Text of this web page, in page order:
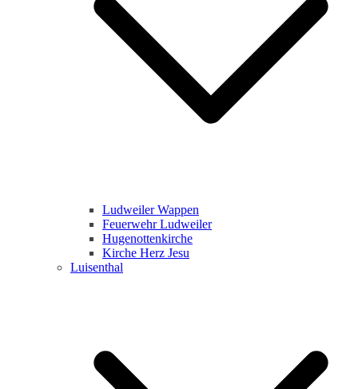
Ludweiler Wappen
Feuerwehr Ludweiler
Hugenottenkirche
Kirche Herz Jesu
Luisenthal